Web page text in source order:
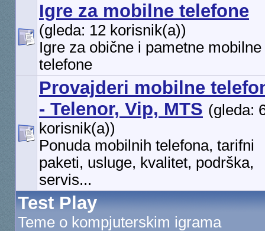
Igre za mobilne telefone
(gleda: 12 korisnik(a))
Igre za obične i pametne mobilne
telefone
Provajderi mobilne
- Telenor, Vip, MTS (gleda:
korisnik(a))
Ponuda mobilnih telefona, tarifni
paketi, usluge, kvalitet, podrška,
servis...
Test Play
Teme o kompjuterskim igrama